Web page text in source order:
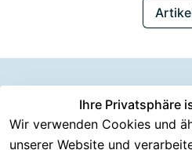
Ihre Privatsphäre
Wir verwenden Cookies und
unserer Website und
Rechtliches
AGB
Kundenserv
ice
Häufige
en